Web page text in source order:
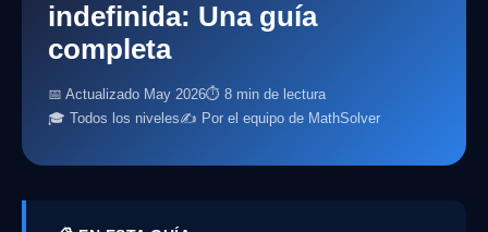
indefinida: Una guía
completa
📅 Actualizado May 2026⏱ 8 min de lectura
🎓 Todos los niveles✍️ Por el equipo de MathSolver